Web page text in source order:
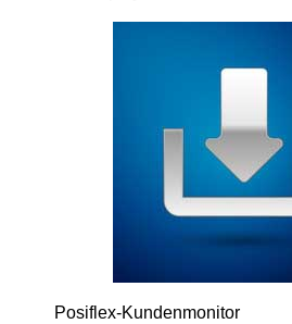
Posiflex-Kundenmonitor